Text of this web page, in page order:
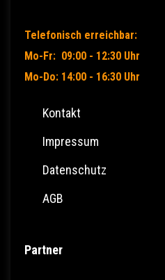
Telefonisch erreichbar:
Mo-Fr: 09:00 - 12:30 Uhr
Mo-Do: 14:00 - 16:30 Uhr
Kontakt
Impressum
Datenschutz
AGB
Partner